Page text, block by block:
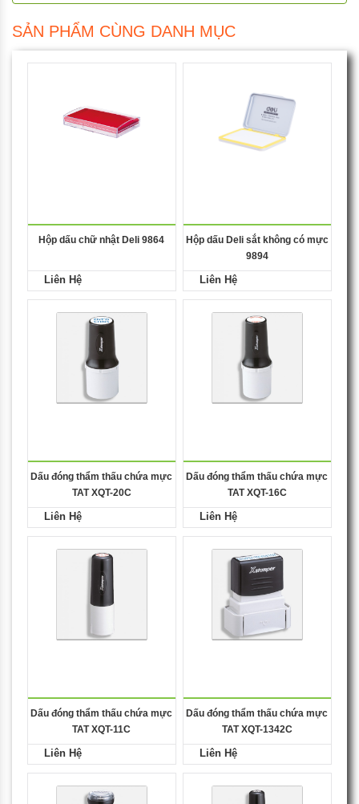
SẢN PHẨM CÙNG DANH MỤC
Hộp dấu chữ nhật Deli 9864
Liên Hệ
Hộp dấu Deli sắt không có mực
9894
Liên Hệ
Dấu đóng thẩm thấu chứa mực
TAT XQT-20C
Liên Hệ
Dấu đóng thẩm thấu chứa mực
TAT XQT-16C
Liên Hệ
Dấu đóng thẩm thấu chứa mực
TAT XQT-11C
Liên Hệ
Dấu đóng thẩm thấu chứa mực
TAT XQT-1342C
Liên Hệ